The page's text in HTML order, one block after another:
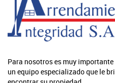
Para nosotros es muy
un equipo especializado que le